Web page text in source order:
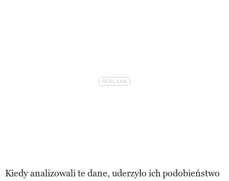
Kiedy analizowali te dane, uderzyło ich podobieństwo